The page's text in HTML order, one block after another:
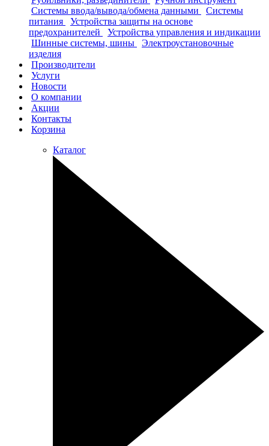
Системы ввода/вывода/обмена данными
Системы
питания
Устройства защиты на основе
предохранителей
Устройства управления и индикации
Шинные системы, шины
Электроустановочные
изделия
Производители
Услуги
Новости
О компании
Акции
Контакты
Корзина
Каталог